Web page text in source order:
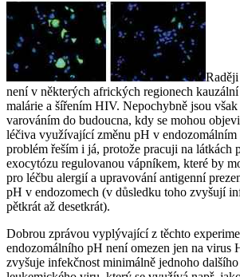
není v některých afrických regionech
malárie a šířením HIV. Nepochybně jsou
varováním do budoucna, kdy se mohou
léčiva využívající změnu pH v endozomálním
problém řeším i já, protože pracuji na látkách
exocytózu regulovanou vápníkem, které by
pro léčbu alergií a upravování antigenní
pH v endozomech (v důsledku toho zvyšují
pětkrát až desetkrát).
Dobrou zprávou vyplývající z těchto
endozomálního pH není omezen jen na virus
zvyšuje infekčnost minimálně jednoho